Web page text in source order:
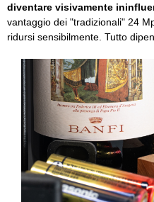
diventare visivamente
vantaggio dei "tradizionali" 24
ridursi sensibilmente. Tutto